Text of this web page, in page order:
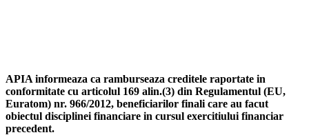
APIA informeaza ca ramburseaza creditele raportate in
conformitate cu articolul 169 alin.(3) din Regulamentul (EU,
Euratom) nr. 966/2012, beneficiarilor finali care au facut
obiectul disciplinei financiare in cursul exercitiului financiar
precedent.